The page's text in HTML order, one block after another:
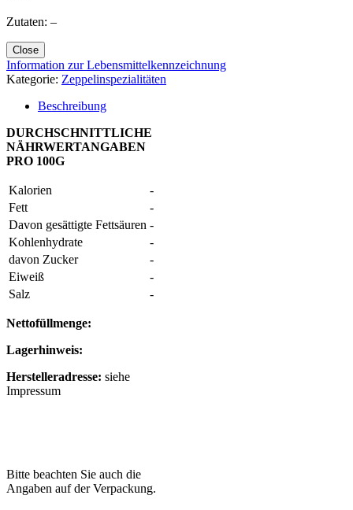
Zutaten: –
Close
Information zur Lebensmittelkennzeichnung
Kategorie: Zeppelinspezialitäten
Beschreibung
DURCHSCHNITTLICHE
NÄHRWERTANGABEN
PRO 100G
Kalorien
-
Fett
-
Davon gesättigte Fettsäuren -
Kohlenhydrate
-
davon Zucker
-
Eiweiß
-
Salz
-
Nettofüllmenge:
Lagerhinweis:
Herstelleradresse: siehe
Impressum
Bitte beachten Sie auch die
Angaben auf der Verpackung.